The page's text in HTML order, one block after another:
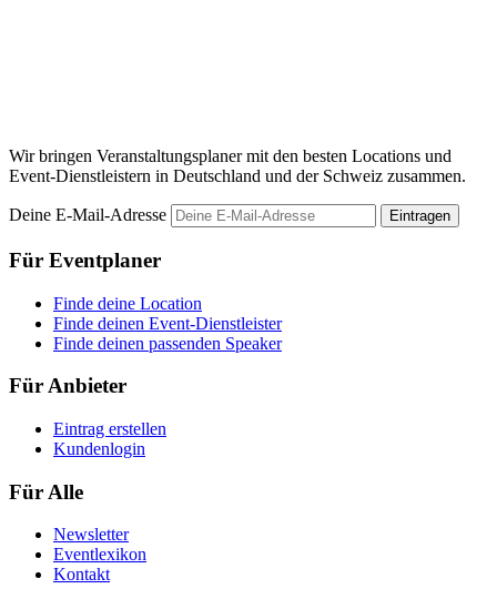
Wir bringen Veranstaltungsplaner mit den besten Locations und
Event-Dienstleistern in Deutschland und der Schweiz zusammen.
Deine E-Mail-Adresse Eintragen
Für Eventplaner
Finde deine Location
Finde deinen Event-Dienstleister
Finde deinen passenden Speaker
Für Anbieter
Eintrag erstellen
Kundenlogin
Für Alle
Newsletter
Eventlexikon
Kontakt